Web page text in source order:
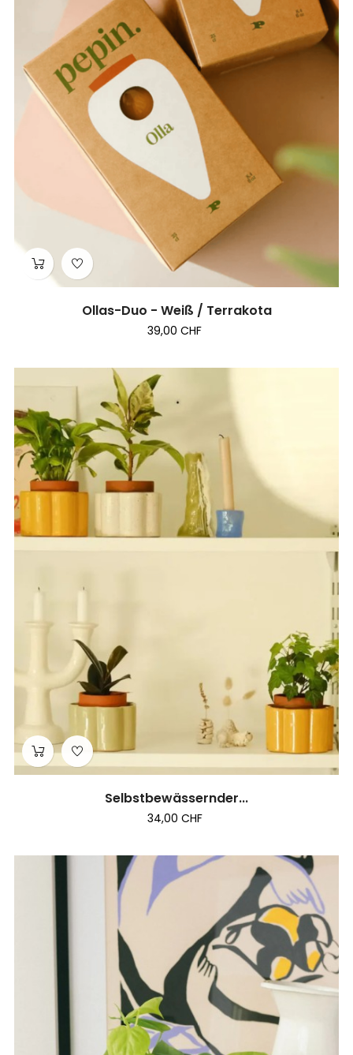
Ollas-Duo - Weiß / Terrakota
39,00 CHF
Selbstbewässernder...
34,00 CHF